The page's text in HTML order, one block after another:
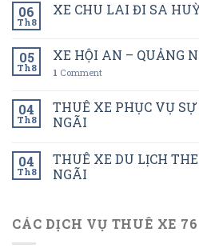
06
Th8
XE CHU LAI ĐI SA
05
Th8
XE HỘI AN – QUẢNG
1 Comment
04
Th8
THUÊ XE PHỤC VỤ
NGÃI
04
Th8
THUÊ XE DU LỊCH
NGÃI
CÁC DỊCH VỤ THUÊ XE 76